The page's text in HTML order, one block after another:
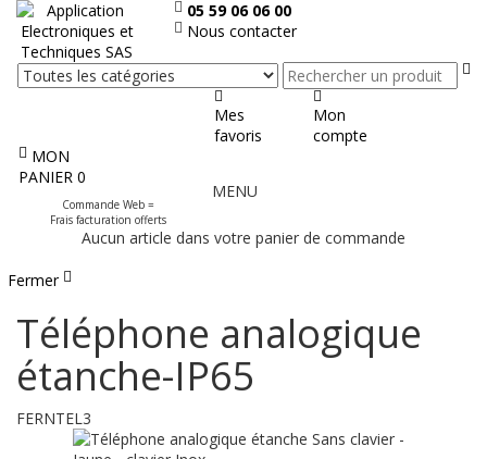
05 59 06 06 00
Nous contacter
Mes
favoris
Mon
compte
MON
PANIER 0
Commande Web =
Frais facturation offerts
le
MENU
Aucun article dans votre panier de commande
Fermer
Téléphone analogique
étanche-IP65
FERNTEL3